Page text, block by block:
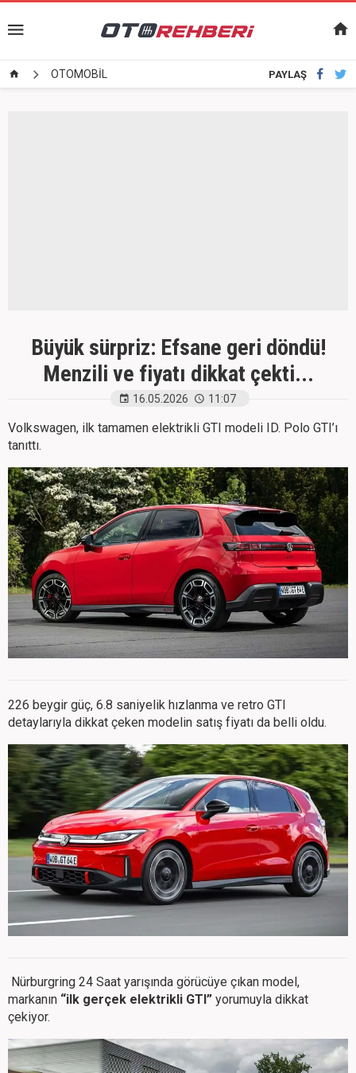
OTOMOBİL PAYLAŞ
Büyük sürpriz: Efsane geri döndü!
Menzili ve fiyatı dikkat çekti...
16.05.2026 11:07
Volkswagen, ilk tamamen elektrikli GTI modeli ID. Polo GTI’ı
tanıttı.
226 beygir güç, 6.8 saniyelik hızlanma ve retro GTI
detaylarıyla dikkat çeken modelin satış fiyatı da belli oldu.
Nürburgring 24 Saat yarışında görücüye çıkan model,
markanın “ilk gerçek elektrikli GTI” yorumuyla dikkat
çekiyor.